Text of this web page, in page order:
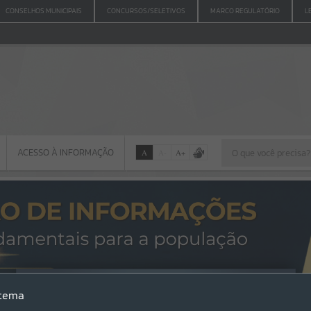
CONSELHOS MUNICIPAIS CONCURSOS/SELETIVOS MARCO REGULATÓRIO
Por favor, aguarde...
ACESSO À INFORMAÇÃO A A+
Erro